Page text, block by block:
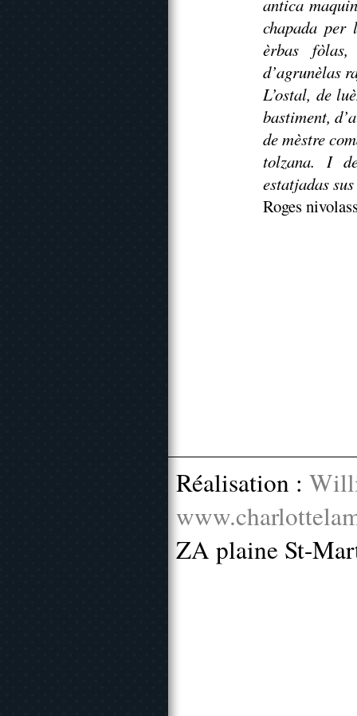
an­tica
chapada
èrbas
d’agrunèlas
L’ostal, de
bastiment,
de mèstre
tolzana. I
estatjadas
Roges
Réalisation :
ZA plaine St-